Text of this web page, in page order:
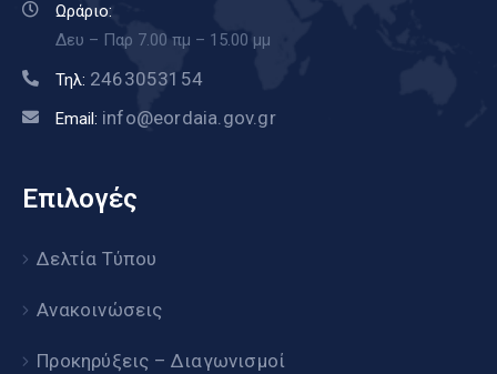
Ωράριο:
Δευ – Παρ 7.00 πμ – 15.00 μμ
Τηλ: 2463053154
Email: info@eordaia.gov.gr
Επιλογές
Δελτία Τύπου
Ανακοινώσεις
Προκηρύξεις – Διαγωνισμοί